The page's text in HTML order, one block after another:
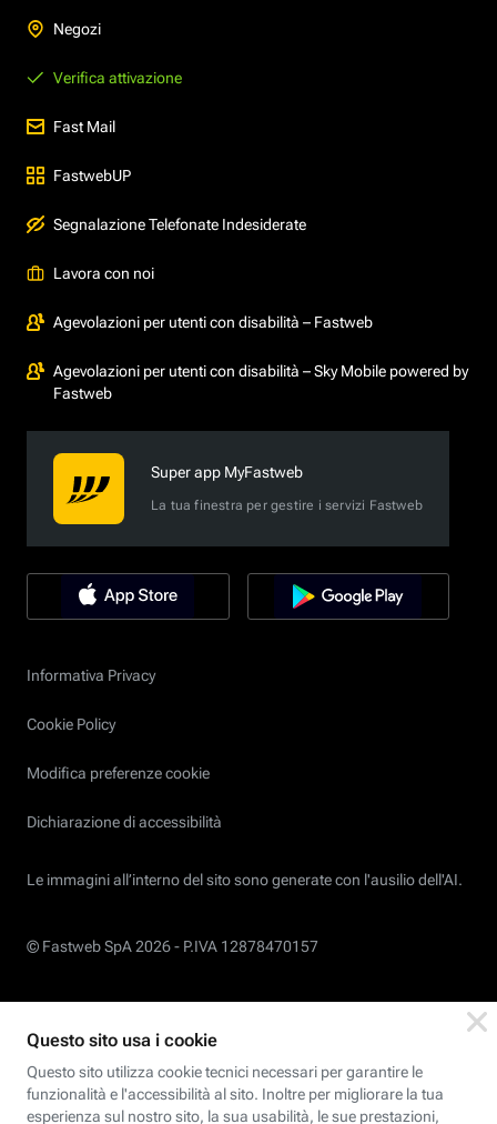
Negozi
Verifica attivazione
Fast Mail
FastwebUP
Segnalazione Telefonate Indesiderate
Lavora con noi
Agevolazioni per utenti con disabilità – Fastweb
Agevolazioni per utenti con disabilità – Sky Mobile powered by
Fastweb
Super app MyFastweb
La tua finestra per gestire i servizi Fastweb
Informativa Privacy
Cookie Policy
Modifica preferenze cookie
Dichiarazione di accessibilità
Le immagini all’interno del sito sono generate con l'ausilio dell'AI.
© Fastweb SpA 2026 - P.IVA 12878470157